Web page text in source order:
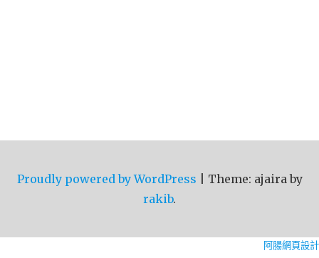
Proudly powered by WordPress
Theme: ajaira by
rakib.
阿腸網頁設計